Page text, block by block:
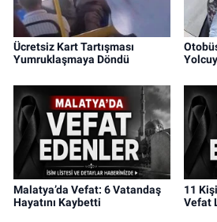
Ücretsiz Kart Tartışması
Yumruklaşmaya Döndü
Malatya’da Vefat: 6 Vatandaş
Hayatını Kaybetti
11
Vefat